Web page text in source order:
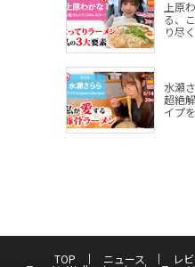
上原
る、
り尽
水瀬
超絶
イプ
TOP ニュース レ